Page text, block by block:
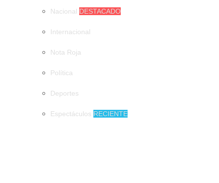
Nacional DESTACADO
Internacional
Nota Roja
Política
Deportes
Espectáculos RECIENTE